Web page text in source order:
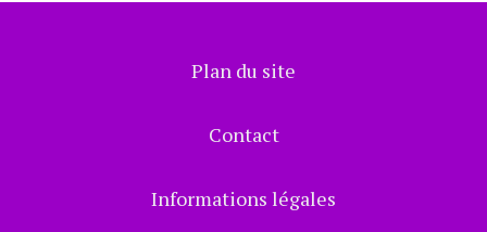
Plan du site
Contact
Informations légales